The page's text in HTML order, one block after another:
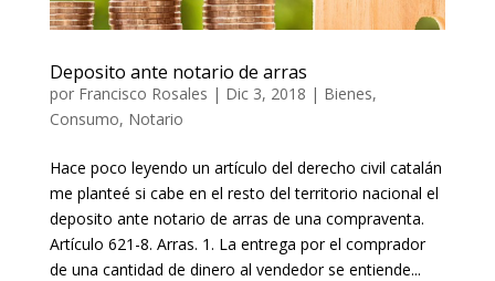
Deposito ante notario de arras
por Francisco Rosales | Dic 3, 2018 | Bienes,
Consumo, Notario
Hace poco leyendo un artículo del derecho civil catalán
me planteé si cabe en el resto del territorio nacional el
deposito ante notario de arras de una compraventa.
Artículo 621-8. Arras. 1. La entrega por el comprador
de una cantidad de dinero al vendedor se entiende...